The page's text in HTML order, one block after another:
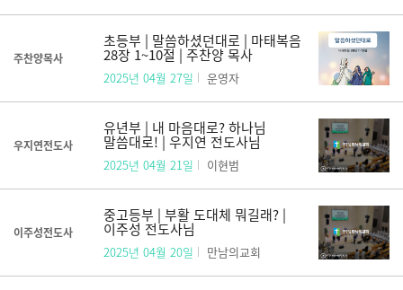
주찬양목사
초등부 | 말씀하셨던대로 | 마태복음
28장 1~10절 | 주찬양 목사
2025년 04월 27일 운영자
우지연전도사
유년부 | 내 마음대로? 하나님
말씀대로! | 우지연 전도사님
2025년 04월 21일 이현범
이주성전도사
중고등부 | 부활 도대체 뭐길래? |
이주성 전도사님
2025년 04월 20일 만남의교회